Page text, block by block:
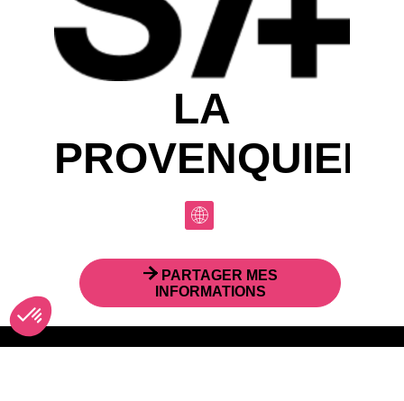
LA
PROVENQUIERE
PARTAGER MES
INFORMATIONS